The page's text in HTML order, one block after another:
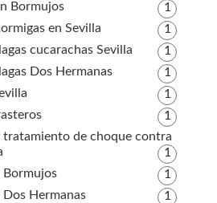
Bormujos
1
en Sevilla
1
cucarachas Sevilla
1
Dos Hermanas
1
1
1
tratamiento de choque contra
1
Bormujos
1
Hermanas
1